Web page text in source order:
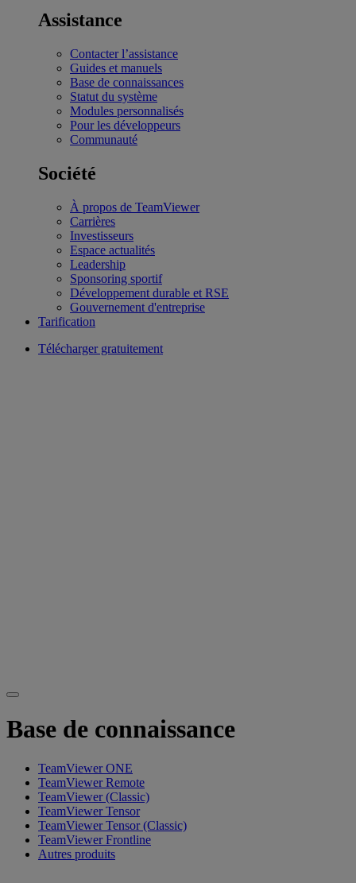
Assistance
Contacter l’assistance
Guides et manuels
Base de connaissances
Statut du système
Modules personnalisés
Pour les développeurs
Communauté
Société
À propos de TeamViewer
Carrières
Investisseurs
Espace actualités
Leadership
Sponsoring sportif
Développement durable et RSE
Gouvernement d'entreprise
Tarification
Télécharger gratuitement
Base de connaissance
TeamViewer ONE
TeamViewer Remote
TeamViewer (Classic)
TeamViewer Tensor
TeamViewer Tensor (Classic)
TeamViewer Frontline
Autres produits